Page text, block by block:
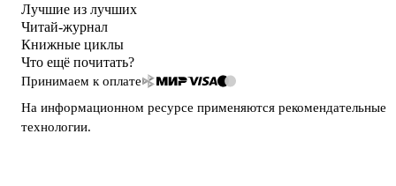
Лучшие из лучших
Читай-журнал
Книжные циклы
Что ещё почитать?
Принимаем к оплате
На информационном ресурсе применяются рекомендательные
технологии.